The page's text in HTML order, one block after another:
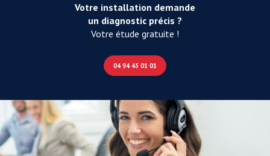
Votre installation demande
un diagnostic précis ?
Votre étude gratuite !
04 94 45 01 01